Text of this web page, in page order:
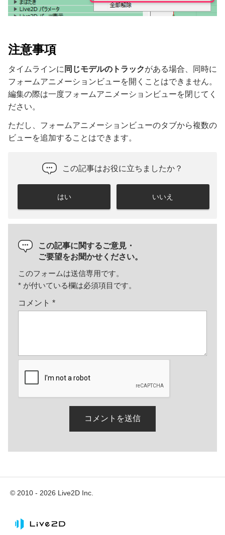
注意事項
タイムラインに 同じモデルのトラックがある場合、同時に
フォームアニメーションビューを開くことはできません。
編集の際は一度フォームアニメーションビューを閉じてく
ださい。
ただし、フォームアニメーションビューのタブから複数の
ビューを追加することはできます。
この記事はお役に立ちましたか？
はい いいえ
この記事に関するご意見・
ご要望をお聞かせください。
このフォームは送信専用です。
* が付いている欄は必須項目です。
コメント *
© 2010 - 2026 Live2D Inc.